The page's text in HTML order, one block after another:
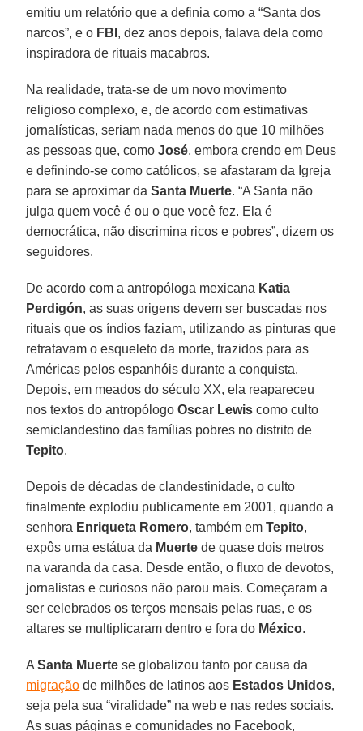
emitiu um relatório que a definia como a “Santa dos
narcos”, e o FBI , dez anos depois, falava dela como
inspiradora de rituais macabros.
Na realidade, trata-se de um novo movimento
religioso complexo, e, de acordo com estimativas
jornalísticas, seriam nada menos do que 10 milhões
as pessoas que, comoJosé, embora crendo em Deus
e definindo-se como católicos, se afastaram da Igreja
para se aproximar daSanta Muerte. “A Santa não
julga quem você é ou o que você fez. Ela é
democrática, não discrimina ricos e pobres”, dizem os
seguidores.
De acordo com a antropóloga mexicana Katia
Perdigón, as suas origens devem ser buscadas nos
rituais que os índios faziam, utilizando as pinturas que
retratavam o esqueleto da morte, trazidos para as
Américas pelos espanhóis durante a conquista.
Depois, em meados do século XX, ela reapareceu
nos textos do antropólogoOscar Lewis como culto
semiclandestino das famílias pobres no distrito de
Tepito.
Depois de décadas de clandestinidade, o culto
finalmente explodiu publicamente em 2001, quando a
senhora Enriqueta Romero, também emTepito,
expôs uma estátua da Muerte de quase dois metros
na varanda da casa. Desde então, o fluxo de devotos,
jornalistas e curiosos não parou mais. Começaram a
ser celebrados os terços mensais pelas ruas, e os
altares se multiplicaram dentro e fora do México.
ASanta Muerte se globalizou tanto por causa da
migração de milhões de latinos aos Estados Unidos,
seja pela sua “viralidade” na web e nas redes sociais.
As suas páginas e comunidades no Facebook,